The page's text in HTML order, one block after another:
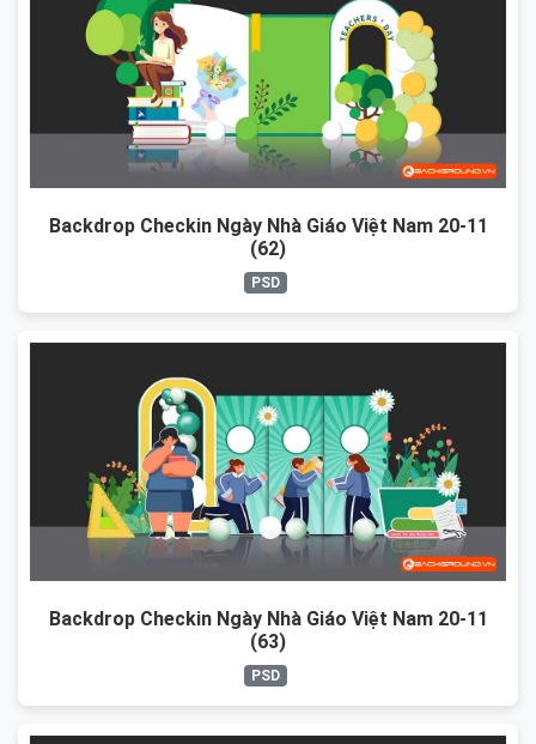
Backdrop Checkin Ngày Nhà Giáo Việt Nam 20-11
(62)
PSD
Backdrop Checkin Ngày Nhà Giáo Việt Nam 20-11
(63)
PSD